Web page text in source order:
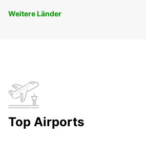
Weitere Länder
Top Airports